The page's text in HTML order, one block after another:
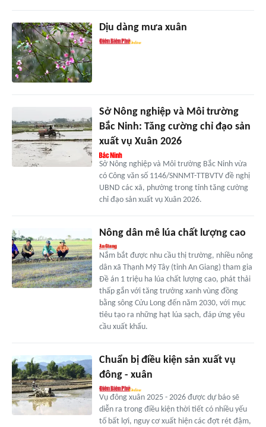
Dịu dàng mưa xuân
Sở Nông nghiệp và Môi trường
Bắc Ninh: Tăng cường chỉ đạo sản
xuất vụ Xuân 2026
Sở Nông nghiệp và Môi trường Bắc Ninh vừa
có Công văn số 1146/SNNMT-TTBVTV đề nghị
UBND các xã, phường trong tỉnh tăng cường
chỉ đạo sản xuất vụ Xuân 2026.
Nông dân mê lúa chất lượng cao
Nắm bắt được nhu cầu thị trường, nhiều nông
dân xã Thạnh Mỹ Tây (tỉnh An Giang) tham gia
Đề án 1 triệu ha lúa chất lượng cao, phát thải
thấp gắn với tăng trưởng xanh vùng đồng
bằng sông Cửu Long đến năm 2030, với mục
tiêu tạo ra những hạt lúa sạch, đáp ứng yêu
cầu xuất khẩu.
Chuẩn bị điều kiện sản xuất vụ
đông - xuân
Vụ đông xuân 2025 - 2026 được dự báo sẽ
diễn ra trong điều kiện thời tiết có nhiều yếu
tố bất lợi, nguy cơ xuất hiện các đợt rét đậm,